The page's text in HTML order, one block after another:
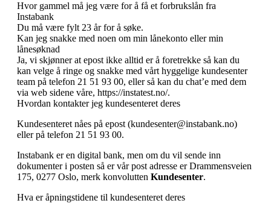
Hvor gammel må jeg være for å få et forbrukslån fra
Instabank
Du må være fylt 23 år for å søke.
Kan jeg snakke med noen om min lånekonto eller min
lånesøknad
Ja, vi skjønner at epost ikke alltid er å foretrekke så kan du
kan velge å ringe og snakke med vårt hyggelige kundesenter
team på telefon 21 51 93 00, eller så kan du chat’e med dem
via web sidene våre, https://instatest.no/.
Hvordan kontakter jeg kundesenteret deres
Kundesenteret nåes på epost (kundesenter@instabank.no)
eller på telefon 21 51 93 00.
Instabank er en digital bank, men om du vil sende inn
dokumenter i posten så er vår post adresse er Drammensveien
175, 0277 Oslo, merk konvolutten Kundesenter.
Hva er åpningstidene til kundesenteret deres